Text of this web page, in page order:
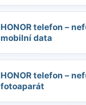
HONOR telefon –
mobilní data
HONOR telefon –
fotoaparát